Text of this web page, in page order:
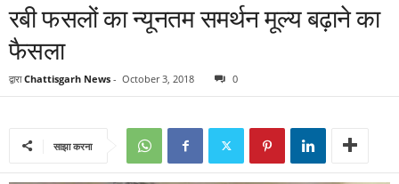
रबी फसलों का न्यूनतम समर्थन मूल्य बढ़ाने का
फैसला
द्वारा Chattisgarh News - October 3, 2018 0
साझा करना